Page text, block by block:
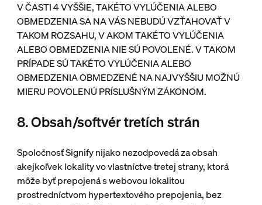
V ČASTI 4 VYŠŠIE, TAKÉTO VYLÚČENIA ALEBO
OBMEDZENIA SA NA VÁS NEBUDÚ VZŤAHOVAŤ V
TAKOM ROZSAHU, V AKOM TAKÉTO VYLÚČENIA
ALEBO OBMEDZENIA NIE SÚ POVOLENÉ. V TAKOM
PRÍPADE SÚ TAKÉTO VYLÚČENIA ALEBO
OBMEDZENIA OBMEDZENÉ NA NAJVYŠŠIU MOŽNÚ
MIERU POVOLENÚ PRÍSLUŠNÝM ZÁKONOM.
8. Obsah/softvér tretích strán
Spoločnosť Signify nijako nezodpovedá za obsah
akejkoľvek lokality vo vlastníctve tretej strany, ktorá
môže byť prepojená s webovou lokalitou
prostredníctvom hypertextového prepojenia, bez